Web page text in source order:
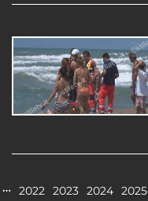
… 2022 2023 2024 2025